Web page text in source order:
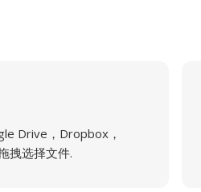
Drive，Dropbox，
拽选择文件.